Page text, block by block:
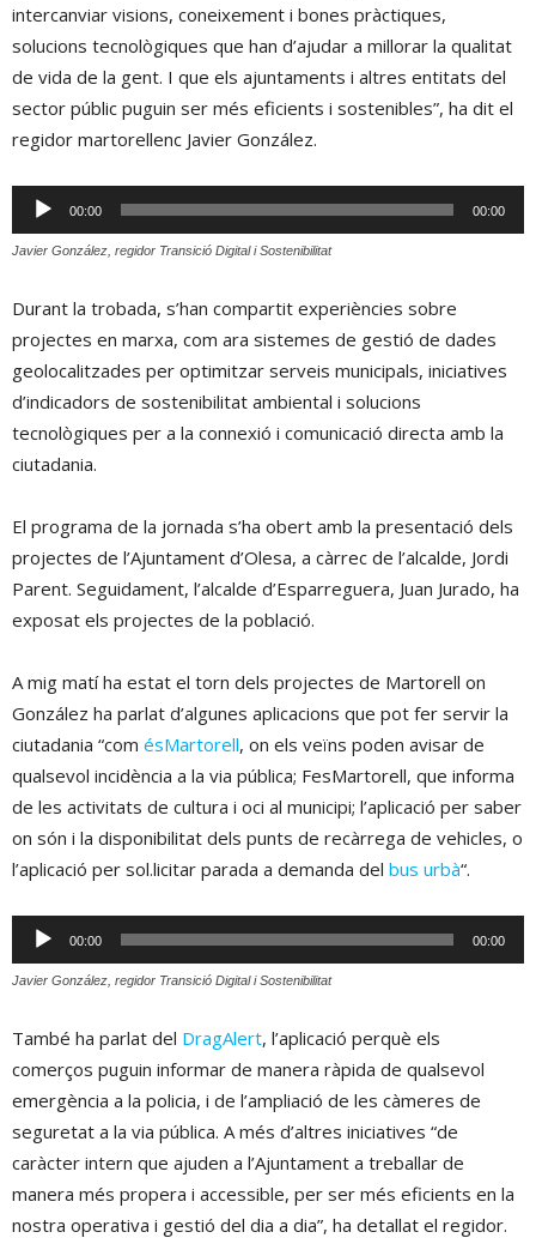
intercanviar visions, coneixement i bones pràctiques,
solucions tecnològiques que han d’ajudar a millorar la qualitat
de vida de la gent. I que els ajuntaments i altres entitats del
sector públic puguin ser més eficients i sostenibles”, ha dit el
regidor martorellenc Javier González.
Reproductor
d'àudio
00:00 00:00
Javier González, regidor Transició Digital i Sostenibilitat
Durant la trobada, s’han compartit experiències sobre
projectes en marxa, com ara sistemes de gestió de dades
geolocalitzades per optimitzar serveis municipals, iniciatives
d’indicadors de sostenibilitat ambiental i solucions
tecnològiques per a la connexió i comunicació directa amb la
ciutadania.
El programa de la jornada s’ha obert amb la presentació dels
projectes de l’Ajuntament d’Olesa, a càrrec de l’alcalde, Jordi
Parent. Seguidament, l’alcalde d’Esparreguera, Juan Jurado, ha
exposat els projectes de la població.
A mig matí ha estat el torn dels projectes de Martorell on
González ha parlat d’algunes aplicacions que pot fer servir la
ciutadania “com ésMartorell, on els veïns poden avisar de
qualsevol incidència a la via pública; FesMartorell, que informa
de les activitats de cultura i oci al municipi; l’aplicació per saber
on són i la disponibilitat dels punts de recàrrega de vehicles, o
l’aplicació per sol.licitar parada a demanda del bus urbà“.
Reproductor
d'àudio
00:00 00:00
Javier González, regidor Transició Digital i Sostenibilitat
També ha parlat del DragAlert, l’aplicació perquè els
comerços puguin informar de manera ràpida de qualsevol
emergència a la policia, i de l’ampliació de les càmeres de
seguretat a la via pública. A més d’altres iniciatives “de
caràcter intern que ajuden a l’Ajuntament a treballar de
manera més propera i accessible, per ser més eficients en la
nostra operativa i gestió del dia a dia”, ha detallat el regidor.